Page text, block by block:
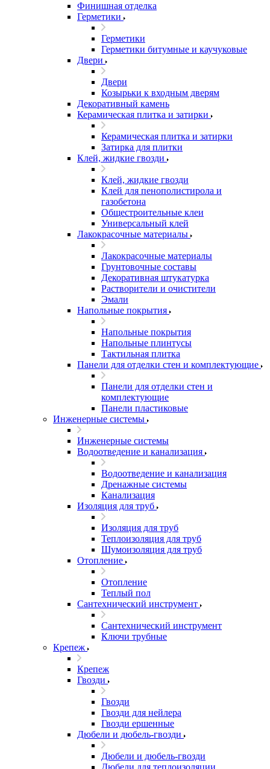
Финишная отделка
Герметики
Герметики
Герметики битумные и каучуковые
Двери
Двери
Козырьки к входным дверям
Декоративный камень
Керамическая плитка и затирки
Керамическая плитка и затирки
Затирка для плитки
Клей, жидкие гвозди
Клей, жидкие гвозди
Клей для пенополистирола и
газобетона
Общестроительные клеи
Универсальный клей
Лакокрасочные материалы
Лакокрасочные материалы
Грунтовочные составы
Декоративная штукатурка
Растворители и очистители
Эмали
Напольные покрытия
Напольные покрытия
Напольные плинтусы
Тактильная плитка
Панели для отделки стен и комплектующие
Панели для отделки стен и
комплектующие
Панели пластиковые
Инженерные системы
Инженерные системы
Водоотведение и канализация
Водоотведение и канализация
Дренажные системы
Канализация
Изоляция для труб
Изоляция для труб
Теплоизоляция для труб
Шумоизоляция для труб
Отопление
Отопление
Теплый пол
Сантехнический инструмент
Сантехнический инструмент
Ключи трубные
Крепеж
Крепеж
Гвозди
Гвозди
Гвозди для нейлера
Гвозди ершенные
Дюбели и дюбель-гвозди
Дюбели и дюбель-гвозди
Дюбели для теплоизоляции